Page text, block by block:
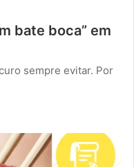
bate boca” em
sempre evitar. Por